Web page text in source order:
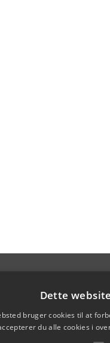
Dette
bruger cookies til at
du alle cookies i